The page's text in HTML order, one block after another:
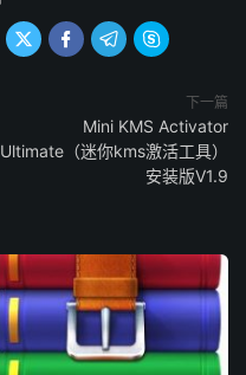
   
下一篇
Mini KMS Activator
Ultimate（迷你kms激活工具）
安装版V1.9